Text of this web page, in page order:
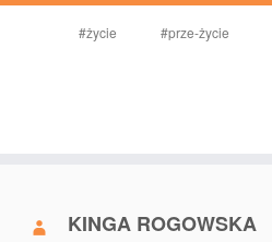
#życie #prze-życie
KINGA ROGOWSKA